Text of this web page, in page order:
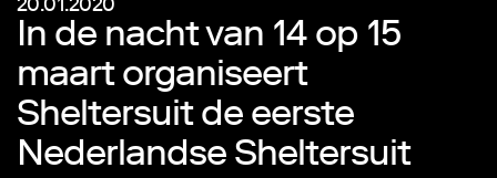
20.01.2020
In de nacht van 14 op 15
maart organiseert
Sheltersuit de eerste
Nederlandse Sheltersuit